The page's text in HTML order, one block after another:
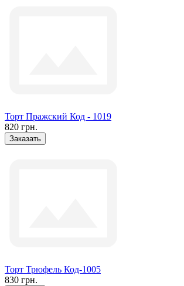
Торт Пражский Код - 1019
820 грн.
Заказать
Торт Трюфель Код-1005
830 грн.